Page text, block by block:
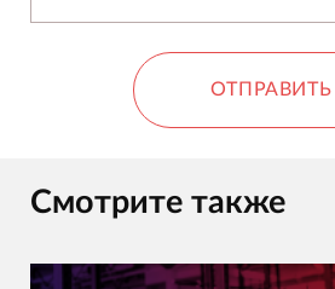
ОТПРАВИТЬ
Смотрите также